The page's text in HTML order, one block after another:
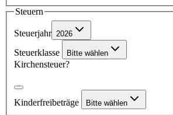
Steuern
Steuerjahr 2026
Steuerklasse Bitte wählen
Kirchensteuer?
Kinderfreibeträge Bitte wählen